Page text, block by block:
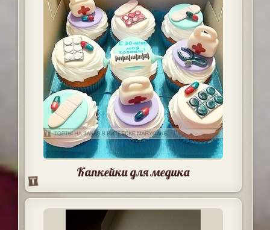
Капкейки для медика